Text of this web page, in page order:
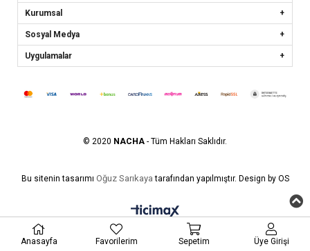
Kurumsal
Sosyal Medya
Uygulamalar
© 2020 NACHA - Tüm Hakları Saklıdır.
Bu sitenin tasarımı Oğuz Sarıkaya tarafından yapılmıştır. Design by OS
Anasayfa Favorilerim Sepetim Üye Girişi